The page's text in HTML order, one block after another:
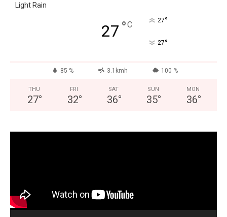
Facebook
X WhatsApp
Read Latest News on AIN
NEWS 1 App
Light Rain
27 °C 27°
27°
85 % 3.1kmh 100 %
THU
27°
FRI
32°
SAT
36°
SUN
35°
MON
36°